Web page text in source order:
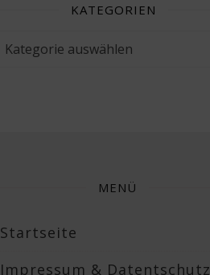
KATEGORIEN
MENÜ
Startseite
Impressum & Datentschutz